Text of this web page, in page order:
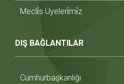
Mecli̇s Üyeleri̇mi̇z
DIŞ BAĞLANTILAR
Cumhurbaşkanlığı